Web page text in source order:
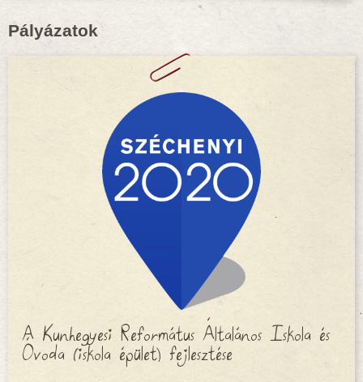
Pályázatok
A Kunhegyesi Református Általános Iskola és
Óvoda (iskola épület) fejlesztése